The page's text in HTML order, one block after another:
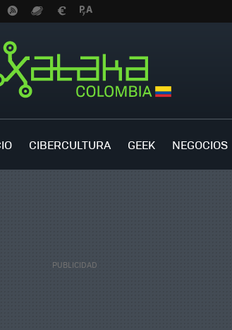
CIBERCULTURA GEEK NEGOCIOS